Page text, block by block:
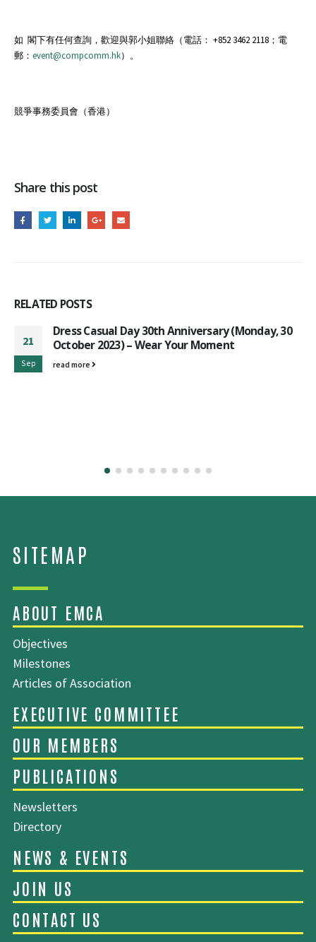
如 閣下有任何查詢，歡迎與郭小姐聯絡（電話： +852 3462 2118；電
郵： event@compcomm.hk）。
競爭事務委員會（香港）
Share this post
RELATED POSTS
Dress Casual Day 30th Anniversary (Monday, 30
October 2023) – Wear Your Moment
read more
SITEMAP
ABOUT EMCA
Objectives
Milestones
Articles of Association
EXECUTIVE COMMITTEE
Newsletters
Directory